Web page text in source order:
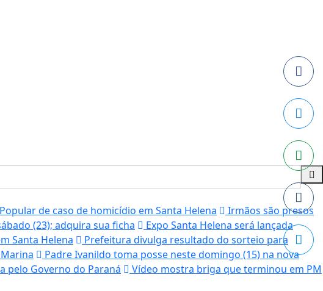
de caso de homicídio em Santa Helena
Irmãos são presos
(23); adquira sua ficha
Expo Santa Helena será lançada
Santa Helena
Prefeitura divulga resultado do sorteio para
Padre Ivanildo toma posse neste domingo (15) na nova
pelo Governo do Paraná
Vídeo mostra briga que terminou em PM